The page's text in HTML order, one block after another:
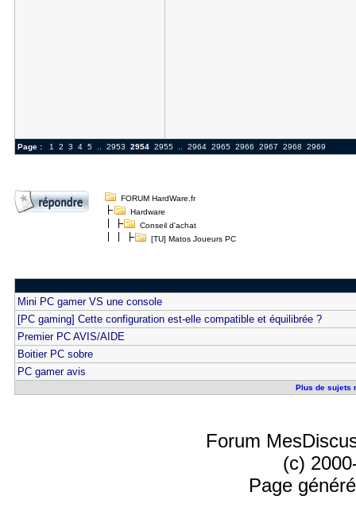
Page : 1 2 3 4 5.. 2953 2954 2955.. 2964 2965 2966 2967 2968 2969
FORUM HardWare.fr
Hardware
Conseil d'achat
[TU] Matos Joueurs PC
Mini PC gamer VS une console
[PC gaming] Cette configuration est-elle compatible et équilibrée ?
Premier PC AVIS/AIDE
Boitier PC sobre
PC gamer avis
Plus de sujets
Forum
(c)
Page